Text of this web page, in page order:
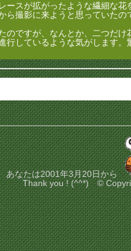
スが拡がったような繊細な花
ら撮影に来ようと思っていた
ですが、なんとか、二つだ
行しているような気がします
あなたは2001年3月20日から
Thank you ! (^^*) ©